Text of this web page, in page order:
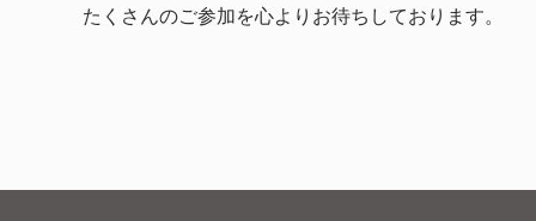
たくさんのご参加を心よりお待ちしております。